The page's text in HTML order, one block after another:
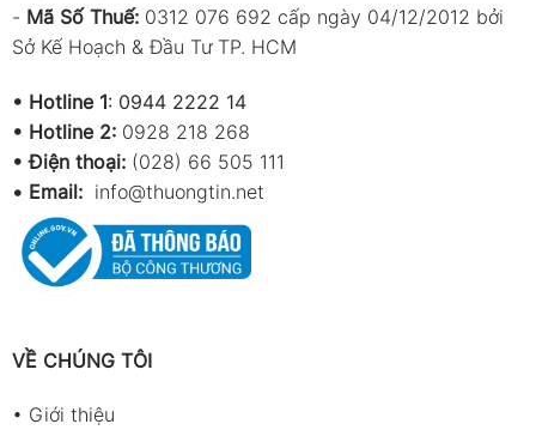
- Mã Số Thuế: 0312 076 692 cấp ngày 04/12/2012 bởi
Sở Kế Hoạch & Đầu Tư TP. HCM
• Hotline 1: 0944 2222 14
• Hotline 2: 0928 218 268
• Điện thoại: (028) 66 505 111
• Email: info@thuongtin.net
VỀ CHÚNG TÔI
• Giới thiệu